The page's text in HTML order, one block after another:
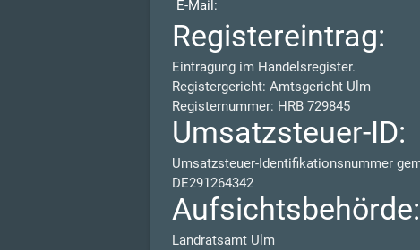
E-Mail:
Registereintrag:
Eintragung im Handelsregister.
Registergericht: Amtsgericht Ulm
Registernummer: HRB 729845
Umsatzsteuer-ID:
Umsatzsteuer-Identifikationsnummer
DE291264342
Aufsichtsbehörde:
Landratsamt Ulm